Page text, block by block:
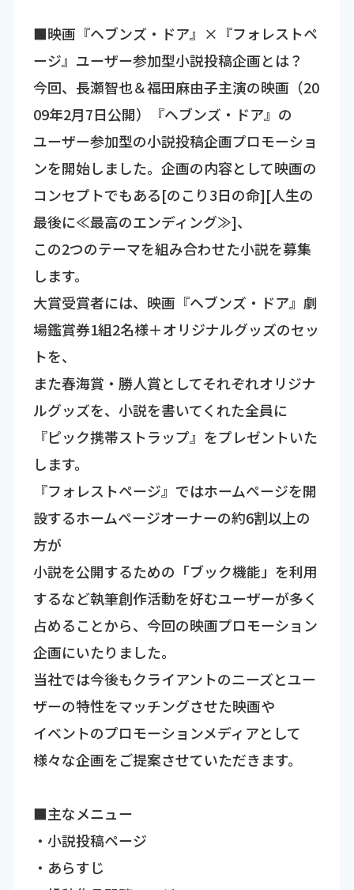
■映画『ヘブンズ・ドア』×『フォレストペ
ージ』ユーザー参加型小説投稿企画とは？
今回、長瀬智也＆福田麻由子主演の映画（20
09年2月7日公開）『ヘブンズ・ドア』の
ユーザー参加型の小説投稿企画プロモーショ
ンを開始しました。企画の内容として映画の
コンセプトでもある[のこり3日の命][人生の
最後に≪最高のエンディング≫]、
この2つのテーマを組み合わせた小説を募集
します。
大賞受賞者には、映画『ヘブンズ・ドア』劇
場鑑賞券1組2名様＋オリジナルグッズのセッ
トを、
また春海賞・勝人賞としてそれぞれオリジナ
ルグッズを、小説を書いてくれた全員に
『ピック携帯ストラップ』をプレゼントいた
します。
『フォレストページ』ではホームページを開
設するホームページオーナーの約6割以上の
方が
小説を公開するための「ブック機能」を利用
するなど執筆創作活動を好むユーザーが多く
占めることから、今回の映画プロモーション
企画にいたりました。
当社では今後もクライアントのニーズとユー
ザーの特性をマッチングさせた映画や
イベントのプロモーションメディアとして
様々な企画をご提案させていただきます。
■主なメニュー
・小説投稿ページ
・あらすじ